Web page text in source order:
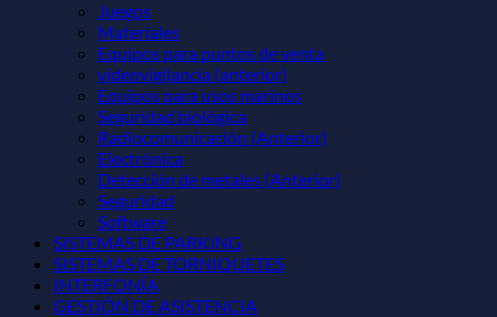
Juegos
Materiales
Equipos para puntos de venta
videovigilancia (anterior)
Equipos para usos marinos
Seguridad biológica
Radiocomunicación (Anterior)
Electrónica
Detección de metales (Anterior)
Seguridad
Software
SISTEMAS DE PARKING
SISTEMAS DE TORNIQUETES
INTERFONÍA
GESTIÓN DE ASISTENCIA